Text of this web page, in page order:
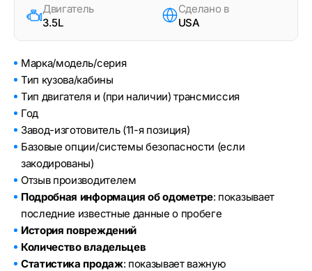
Двигатель
3.5L
Сделано в
USA
Марка/модель/серия
Тип кузова/кабины
Тип двигателя и (при наличии) трансмиссия
Год
Завод-изготовитель (11-я позиция)
Базовые опции/системы безопасности (если
закодированы)
Отзыв производителем
Подробная информация об одометре: показывает
последние известные данные о пробеге
История повреждений
Количество владельцев
Статистика продаж: показывает важную